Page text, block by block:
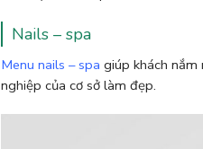
Nails – spa
Menu nails – spa giúp khách
nghiệp của cơ sở làm đẹp.